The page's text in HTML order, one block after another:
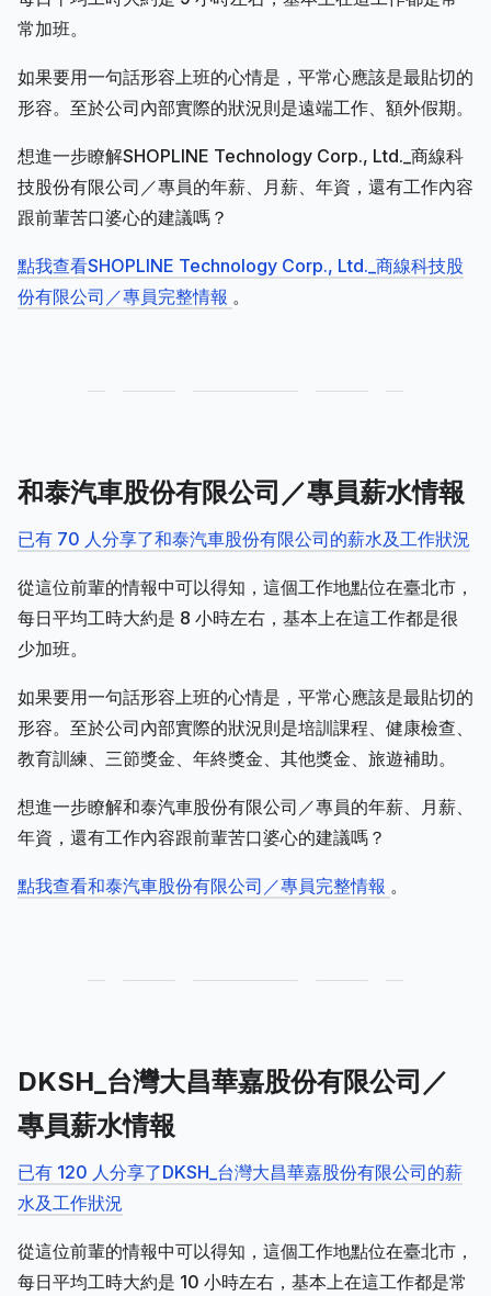
常加班。
如果要用一句話形容上班的心情是，平常心應該是最貼切的
形容。至於公司內部實際的狀況則是遠端工作、額外假期。
想進一步瞭解SHOPLINE Technology Corp., Ltd._商線科
技股份有限公司／專員的年薪、月薪、年資，還有工作內容
跟前輩苦口婆心的建議嗎？
點我查看SHOPLINE Technology Corp., Ltd._商線科技股
份有限公司／專員完整情報 。
和泰汽車股份有限公司／專員薪水情報
已有 70 人分享了和泰汽車股份有限公司的薪水及工作狀況
從這位前輩的情報中可以得知，這個工作地點位在臺北市，
每日平均工時大約是 8 小時左右，基本上在這工作都是很
少加班。
如果要用一句話形容上班的心情是，平常心應該是最貼切的
形容。至於公司內部實際的狀況則是培訓課程、健康檢查、
教育訓練、三節獎金、年終獎金、其他獎金、旅遊補助。
想進一步瞭解和泰汽車股份有限公司／專員的年薪、月薪、
年資，還有工作內容跟前輩苦口婆心的建議嗎？
點我查看和泰汽車股份有限公司／專員完整情報 。
DKSH_台灣大昌華嘉股份有限公司／
專員薪水情報
已有 120 人分享了DKSH_台灣大昌華嘉股份有限公司的薪
水及工作狀況
從這位前輩的情報中可以得知，這個工作地點位在臺北市，
每日平均工時大約是 10 小時左右，基本上在這工作都是常